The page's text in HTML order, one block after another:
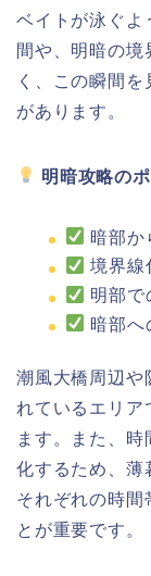
ベイトが泳ぐよ
間や、明暗の境
く、この瞬間
があります。
明暗攻略の
暗部か
境界線
明部で
暗部へ
潮風大橋周辺や
れているエリア
ます。また、
化するため、薄
それぞれの時間
とが重要です。